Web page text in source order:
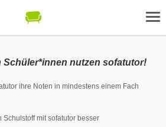
Schüler*innen nutzen sofatutor!
ihre Noten in mindestens einem Fach
Schulstoff mit sofatutor besser